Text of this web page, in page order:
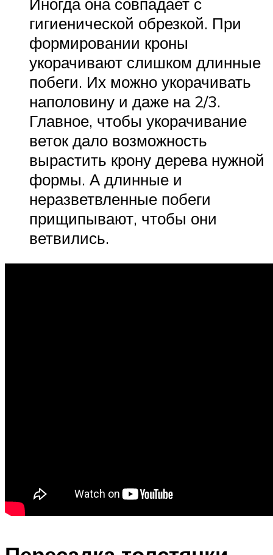
Иногда она совпадает с
гигиенической обрезкой. При
формировании кроны
укорачивают слишком длинные
побеги. Их можно укорачивать
наполовину и даже на 2/3.
Главное, чтобы укорачивание
веток дало возможность
вырастить крону дерева нужной
формы. А длинные и
неразветвленные побеги
прищипывают, чтобы они
ветвились.